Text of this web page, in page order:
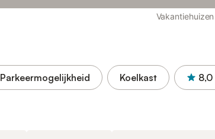
Vakantiehuizen
Parkeermogelijkheid Koelkast 8,0